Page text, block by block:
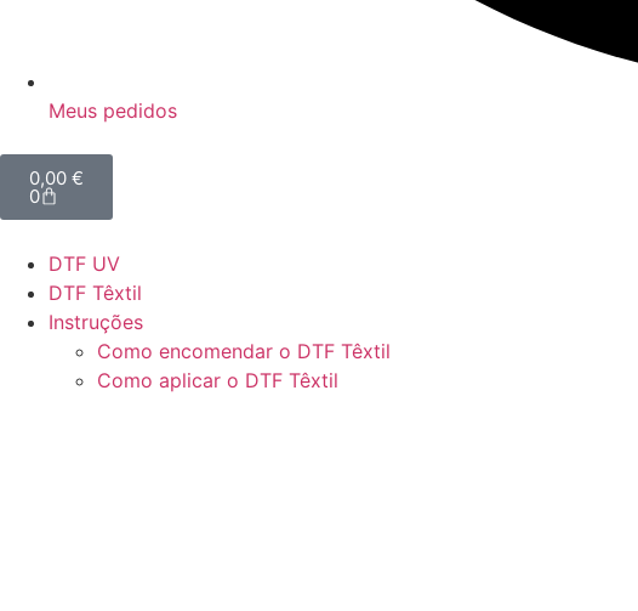
Meus pedidos
0,00 €
0
DTF UV
DTF Têxtil
Instruções
Como encomendar o DTF Têxtil
Como aplicar o DTF Têxtil